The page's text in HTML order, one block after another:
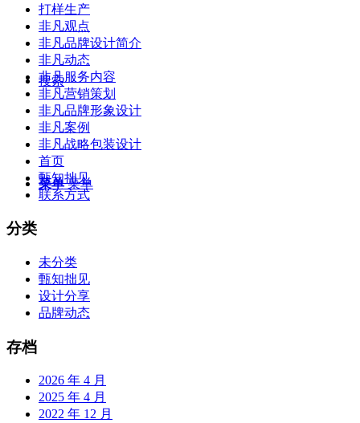
搜索
菜单 菜单
打样生产
非凡观点
非凡品牌设计简介
非凡动态
非凡服务内容
非凡营销策划
非凡品牌形象设计
非凡案例
非凡战略包装设计
首页
甄知拙见
联系方式
分类
未分类
甄知拙见
设计分享
品牌动态
存档
2026 年 4 月
2025 年 4 月
2022 年 12 月